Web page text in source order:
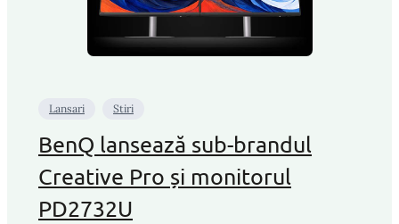
Lansari Stiri
BenQ lansează sub-brandul
Creative Pro și monitorul
PD2732U